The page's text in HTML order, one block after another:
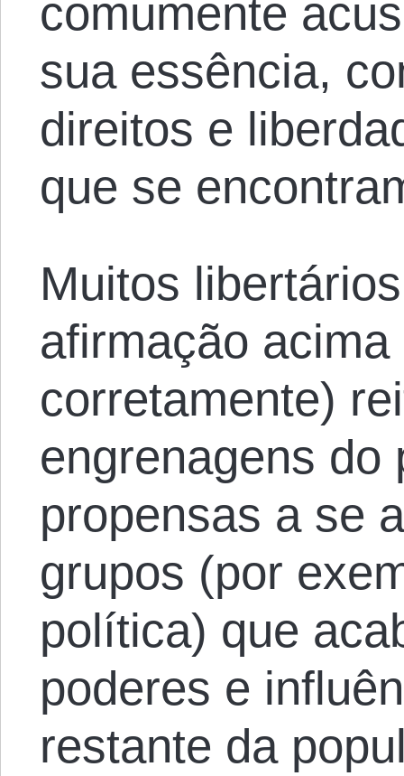
comumente
sua essência,
direitos e
que se
Muitos
afirmação
corretamente)
engrenagens do
propensas a se
grupos (por
política) que
poderes e
restante da